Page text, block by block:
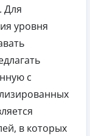
Для
уровня
с
в которых